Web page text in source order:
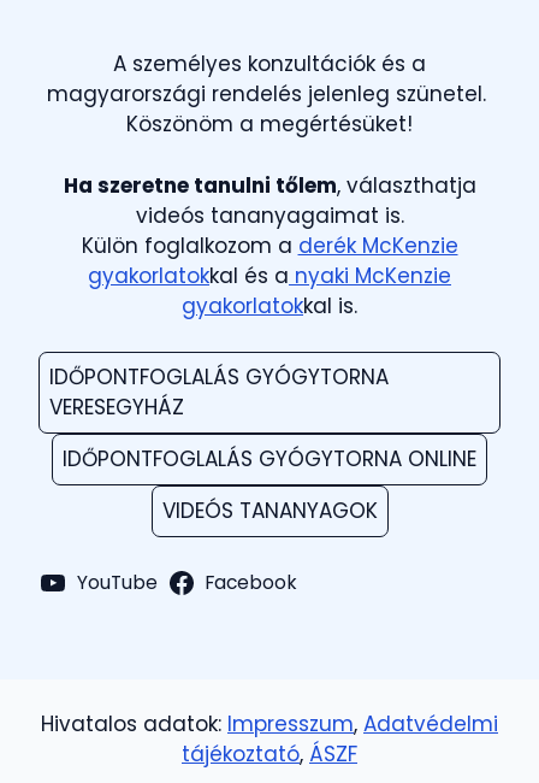
A személyes konzultációk és a
magyarországi rendelés jelenleg szünetel.
Köszönöm a megértésüket!
Ha szeretne tanulni tőlem, választhatja
videós tananyagaimat is.
Külön foglalkozom a derék McKenzie
gyakorlatokkal és a nyaki McKenzie
gyakorlatokkal is.
IDŐPONTFOGLALÁS GYÓGYTORNA
VERESEGYHÁZ
IDŐPONTFOGLALÁS GYÓGYTORNA ONLINE
VIDEÓS TANANYAGOK
YouTube Facebook
Hivatalos adatok: Impresszum, Adatvédelmi
tájékoztató, ÁSZF